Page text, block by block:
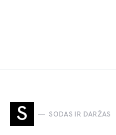
S SODAS IR DARŽAS